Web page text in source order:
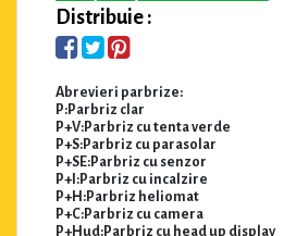
Distribuie :
Abrevieri parbrize:
P:Parbriz clar
P+V:Parbriz cu tenta verde
P+S:Parbriz cu parasolar
P+SE:Parbriz cu senzor
P+I:Parbriz cu incalzire
P+H:Parbriz heliomat
P+C:Parbriz cu camera
P+Hud:Parbriz cu head up display